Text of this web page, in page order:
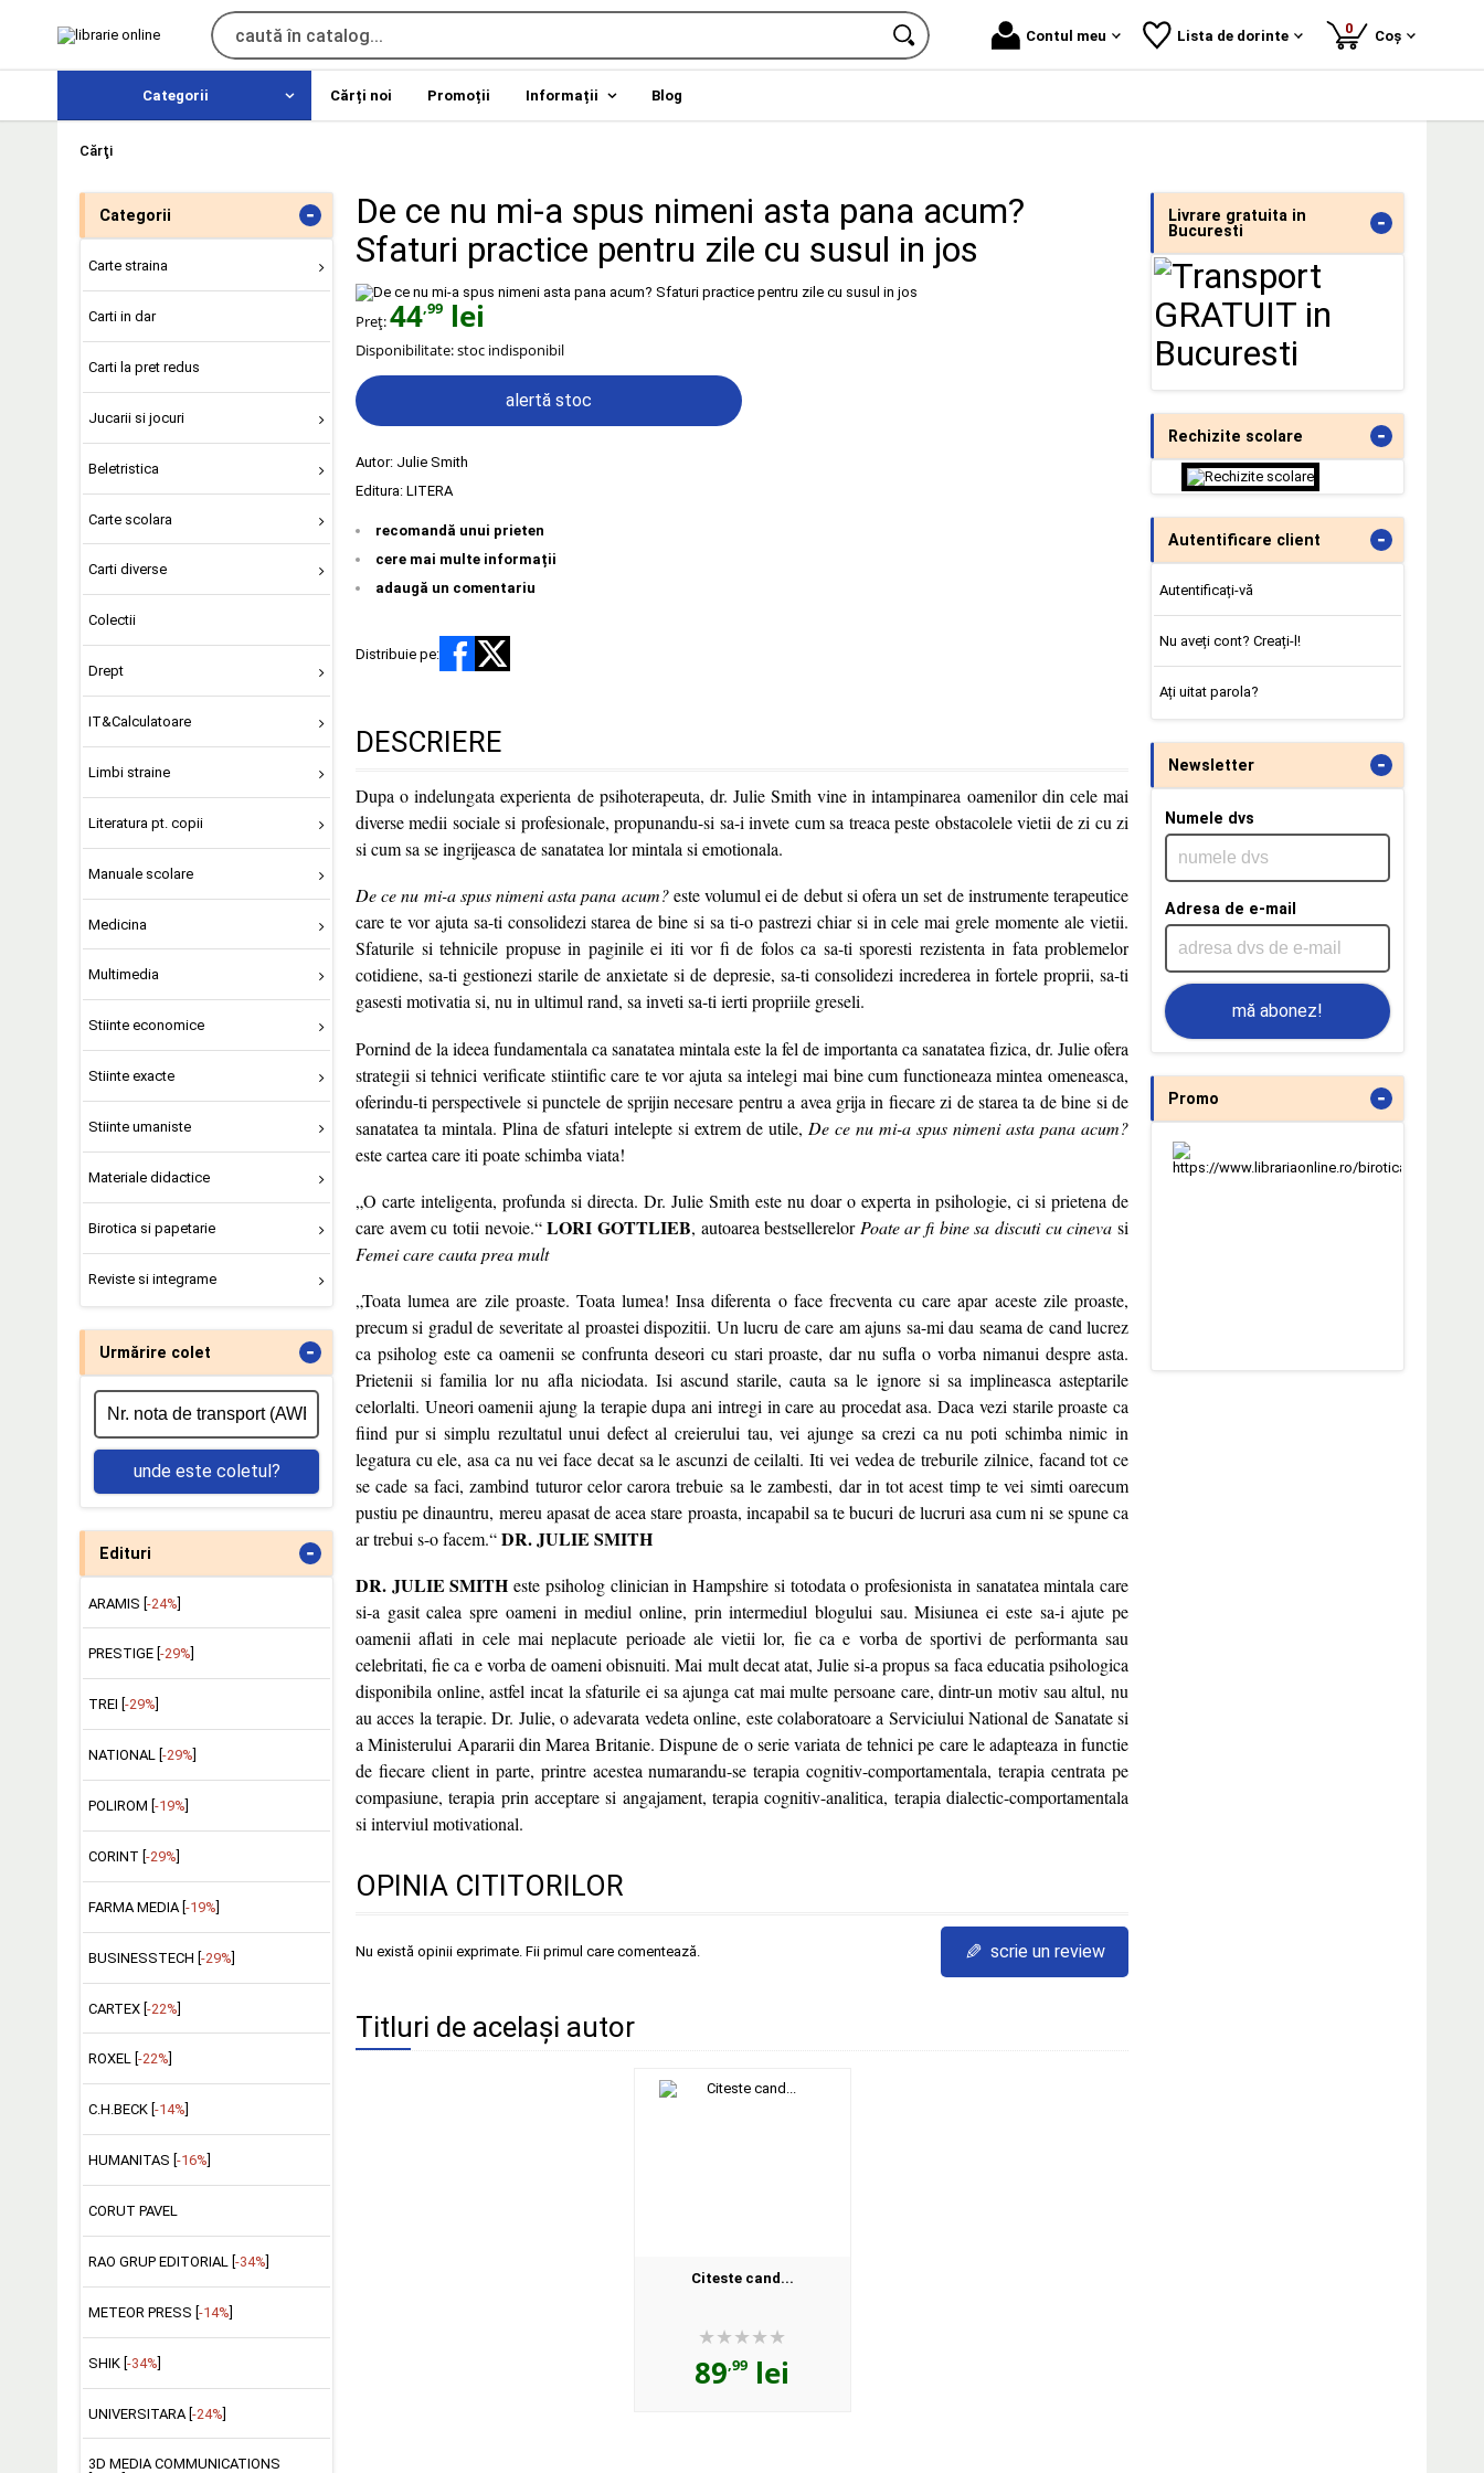
Contul meu Lista de dorinte 0produse
Coș
Categorii Cărți noi Promoții Informații Blog
Cărţi
Categorii -
Carte straina
Carti in dar
Carti la pret redus
Jucarii si jocuri
Beletristica
Carte scolara
Carti diverse
Colectii
Drept
IT&Calculatoare
Limbi straine
Literatura pt. copii
Manuale scolare
Medicina
Multimedia
Stiinte economice
Stiinte exacte
Stiinte umaniste
Materiale didactice
Birotica si papetarie
Reviste si integrame
Urmărire colet -
unde este coletul?
Edituri -
ARAMIS [-24%]
PRESTIGE [ -29%
TREI [ -29%
NATIONAL [ -29%
POLIROM [ -19%
CORINT [ -29%
FARMA MEDIA [ -19%
BUSINESSTECH [-29%]
CARTEX [-22%]
ROXEL [ -22%
C.H.BECK [ -14%
HUMANITAS [ -16%
CORUT PAVEL
RAO GRUP EDITORIAL [ -34%
METEOR PRESS [ -14%
SHIK [-34%]
UNIVERSITARA [-24%]
3D MEDIA COMMUNICATIONS
De ce nu mi-a spus nimeni asta pana acum?
Sfaturi practice pentru zile cu susul in jos
Preț:44,99 lei
Disponibilitate:stoc indisponibil
alertă stoc
Autor: Julie Smith
Editura: LITERA
recomandă unui prieten
cere mai multe informații
adaugă un comentariu
Distribuie pe:
DESCRIERE
Dupa o indelungata experienta de psihoterapeuta, dr. Julie Smith vine in intampinarea oamenilor din cele mai
diverse medii sociale si profesionale, propunandu-si sa-i invete cum sa treaca peste obstacolele vietii de zi cu zi
si cum sa se ingrijeasca de sanatatea lor mintala si emotionala.
De ce nu mi-a spus nimeni asta pana acum?este volumul ei de debut si ofera un set de instrumente terapeutice
care te vor ajuta sa-ti consolidezi starea de bine si sa ti-o pastrezi chiar si in cele mai grele momente ale vietii.
Sfaturile si tehnicile propuse in paginile ei iti vor fi de folos ca sa-ti sporesti rezistenta in fata problemelor
cotidiene, sa-ti gestionezi starile de anxietate si de depresie, sa-ti consolidezi increderea in fortele proprii, sa-ti
gasesti motivatia si, nu in ultimul rand, sa inveti sa-ti ierti propriile greseli.
Pornind de la ideea fundamentala ca sanatatea mintala este la fel de importanta ca sanatatea fizica, dr. Julie ofera
strategii si tehnici verificate stiintific care te vor ajuta sa intelegi mai bine cum functioneaza mintea omeneasca,
oferindu-ti perspectivele si punctele de sprijin necesare pentru a avea grija in fiecare zi de starea ta de bine si de
sanatatea ta mintala. Plina de sfaturi intelepte si extrem de utile, De ce nu mi-a spus nimeni asta pana acum?
este cartea care iti poate schimba viata!
„O carte inteligenta, profunda si directa. Dr. Julie Smith este nu doar o experta in psihologie, ci si prietena de
care avem cu totii nevoie.“LORI GOTTLIEB, autoarea bestsellerelorPoate ar fi bine sa discuti cu cinevasi
Femei care cauta prea mult
„Toata lumea are zile proaste. Toata lumea! Insa diferenta o face frecventa cu care apar aceste zile proaste,
precum si gradul de severitate al proastei dispozitii. Un lucru de care am ajuns sa-mi dau seama de cand lucrez
ca psiholog este ca oamenii se confrunta deseori cu stari proaste, dar nu sufla o vorba nimanui despre asta.
Prietenii si familia lor nu afla niciodata. Isi ascund starile, cauta sa le ignore si sa implineasca asteptarile
celorlalti. Uneori oamenii ajung la terapie dupa ani intregi in care au procedat asa. Daca vezi starile proaste ca
fiind pur si simplu rezultatul unui defect al creierului tau, vei ajunge sa crezi ca nu poti schimba nimic in
legatura cu ele, asa ca nu vei face decat sa le ascunzi de ceilalti. Iti vei vedea de treburile zilnice, facand tot ce
se cade sa faci, zambind tuturor celor carora trebuie sa le zambesti, dar in tot acest timp te vei simti oarecum
pustiu pe dinauntru, mereu apasat de acea stare proasta, incapabil sa te bucuri de lucruri asa cum ni se spune ca
ar trebui s-o facem.“DR. JULIE SMITH
DR. JULIE SMITHeste psiholog clinician in Hampshire si totodata o profesionista in sanatatea mintala care
si-a gasit calea spre oameni in mediul online, prin intermediul blogului sau. Misiunea ei este sa-i ajute pe
oamenii aflati in cele mai neplacute perioade ale vietii lor, fie ca e vorba de sportivi de performanta sau
celebritati, fie ca e vorba de oameni obisnuiti. Mai mult decat atat, Julie si-a propus sa faca educatia psihologica
disponibila online, astfel incat la sfaturile ei sa ajunga cat mai multe persoane care, dintr-un motiv sau altul, nu
au acces la terapie. Dr. Julie, o adevarata vedeta online, este colaboratoare a Serviciului National de Sanatate si
a Ministerului Apararii din Marea Britanie. Dispune de o serie variata de tehnici pe care le adapteaza in functie
de fiecare client in parte, printre acestea numarandu-se terapia cognitiv-comportamentala, terapia centrata pe
compasiune, terapia prin acceptare si angajament, terapia cognitiv-analitica, terapia dialectic-comportamentala
si interviul motivational.
OPINIA CITITORILOR
Nu există opinii exprimate. Fii primul care comentează. ✎ scrie un review
Titluri de același autor
Citeste cand...
89,99 lei
Livrare gratuita in
Bucuresti
-
Rechizite scolare -
Autentificare client -
Autentificați-vă
Nu aveți cont? Creați-l!
Ați uitat parola?
Newsletter -
Numele dvs
Adresa de e-mail
mă abonez!
Promo -